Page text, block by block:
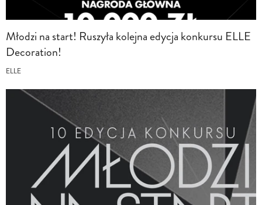
Młodzi na start! Ruszyła kolejna edycja konkursu ELLE
Decoration!
ELLE